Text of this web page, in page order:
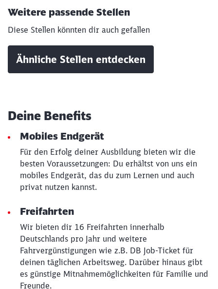
Weitere passende Stellen
Diese Stellen könnten dir auch gefallen
Ähnliche Stellen entdecken
Deine Benefits
Mobiles Endgerät
Für den Erfolg deiner Ausbildung bieten wir die
besten Voraussetzungen: Du erhältst von uns ein
mobiles Endgerät, das du zum Lernen und auch
privat nutzen kannst.
Freifahrten
Wir bieten dir 16 Freifahrten innerhalb
Deutschlands pro Jahr und weitere
Fahrvergünstigungen wie z.B. DB Job-Ticket für
deinen täglichen Arbeitsweg. Darüber hinaus gibt
es günstige Mitnahmemöglichkeiten für Familie und
Freunde.